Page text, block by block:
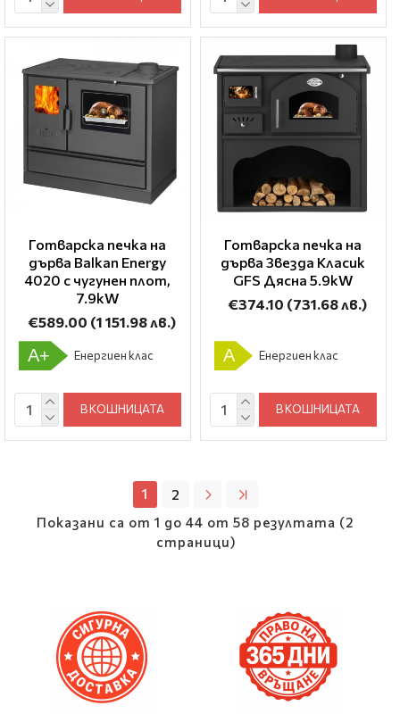
Готварска печка на
дърва Balkan Energy
4020 с чугунен плот,
7.9kW
€589.00 (1 151.98 лв.)
A+ Енергиен клас
В КОШНИЦАТА
Готварска печка на
дърва Звезда Класик
GFS Дясна 5.9kW
€374.10 (731.68 лв.)
A Енергиен клас
В КОШНИЦАТА
1 2
Показани са от 1 до 44 от 58 резултата (2
страници)